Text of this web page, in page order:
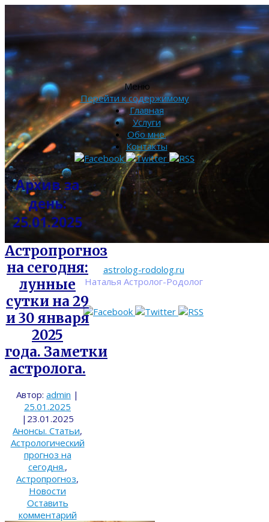
astrolog-rodolog.ru
Наталья Астролог-Родолог
Меню
Перейти к содержимому
Главная
Услуги
Обо мне.
Контакты
Архив за
день:
25.01.2025
Астропрогноз
на сегодня:
лунные
сутки на 29
и 30 января
2025
года. Заметки
астролога.
Автор: admin |
25.01.2025
| 23.01.2025
Анонсы. Статьи,
Астрологический
прогноз на
сегодня.,
Астропрогноз,
Новости
Оставить
комментарий